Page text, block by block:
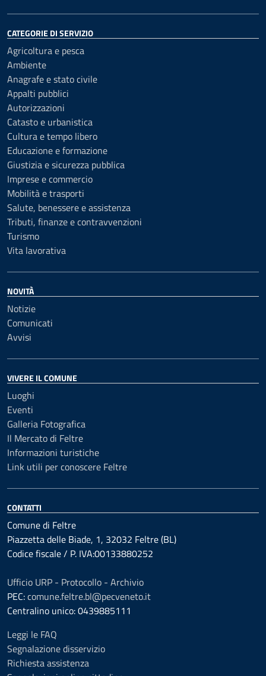
CATEGORIE DI SERVIZIO
Agricoltura e pesca
Ambiente
Anagrafe e stato civile
Appalti pubblici
Autorizzazioni
Catasto e urbanistica
Cultura e tempo libero
Educazione e formazione
Giustizia e sicurezza pubblica
Imprese e commercio
Mobilità e trasporti
Salute, benessere e assistenza
Tributi, finanze e contravvenzioni
Turismo
Vita lavorativa
NOVITÀ
Notizie
Comunicati
Avvisi
VIVERE IL COMUNE
Luoghi
Eventi
Galleria Fotografica
Il Mercato di Feltre
Informazioni turistiche
Link utili per conoscere Feltre
CONTATTI
Comune di Feltre
Piazzetta delle Biade, 1, 32032 Feltre (BL)
Codice fiscale / P. IVA:00133880252
Ufficio URP - Protocollo - Archivio
PEC:comune.feltre.bl@pecveneto.it
Centralino unico: 0439885111
Leggi le FAQ
Segnalazione disservizio
Richiesta assistenza